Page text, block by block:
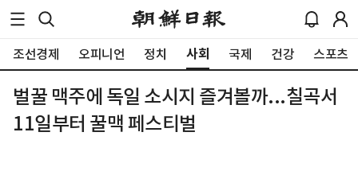
조선경제 오피니언 정치 사회 국제 건강 스포츠
벌꿀 맥주에 독일 소시지 즐겨볼까...칠곡서
11일부터 꿀맥 페스티벌